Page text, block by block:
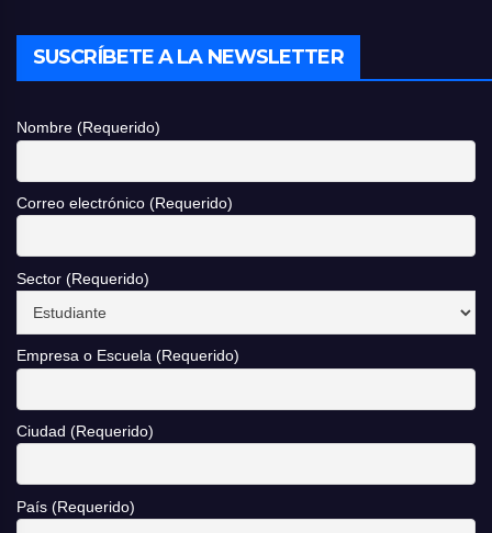
SUSCRÍBETE A LA NEWSLETTER
Nombre (Requerido)
Correo electrónico (Requerido)
Sector (Requerido)
Empresa o Escuela (Requerido)
Ciudad (Requerido)
País (Requerido)